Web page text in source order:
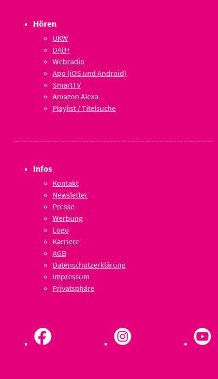
Hören
UKW
DAB+
Webradio
App (iOS und Android)
SmartTV
Amazon Alexa
Playlist / Titelsuche
Infos
Kontakt
Newsletter
Presse
Werbung
Logo
Karriere
AGB
Datenschutzerklärung
Impressum
Privatsphäre